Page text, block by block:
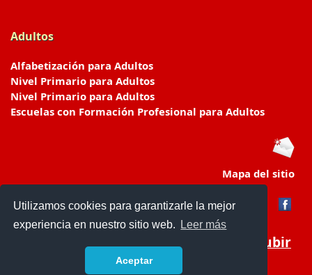
Utilizamos cookies para garantizarle la mejor
experiencia en nuestro sitio web.
Leer más
Aceptar
Adultos
Alfabetización para Adultos
Nivel Primario para Adultos
Nivel Primario para Adultos
Escuelas con Formación Profesional para Adultos
Mapa del sitio
Subir